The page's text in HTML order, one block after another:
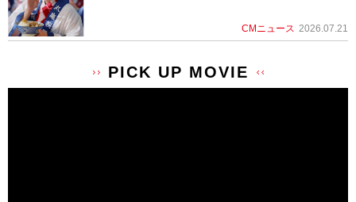
CMニュース 2026.07.21
PICK UP MOVIE